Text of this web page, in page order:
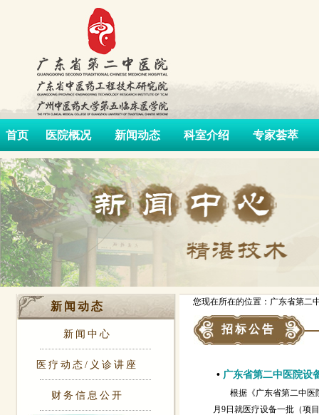
首页 医院概况 新闻动态 科室介绍 专家荟萃
新闻动态
新闻中心
医疗动态/义诊讲座
财务信息公开
您现在所在的位置：广东省第二
招标公告
• 广东省第二中医院设
根据《广东省第二中医
月9日就医疗设备一批（项